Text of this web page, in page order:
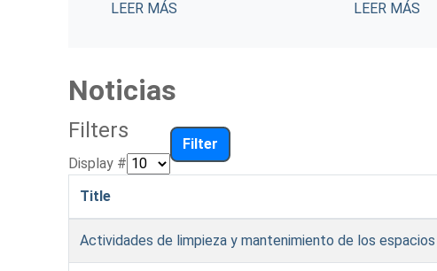
Noticias
Filters
Display #
Filter
Title
Actividades de limpieza y mantenimiento de los